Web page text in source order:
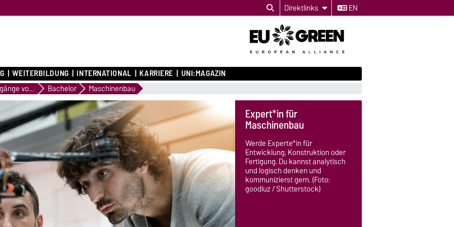
Direktlinks EN
WEITERBILDUNG INTERNATIONAL KARRIERE UNI:MAGAZIN
Studiengänge von A bis Z Bachelor Maschinenbau
Expert*in für
Maschinenbau
Werde Experte*in für
Entwicklung, Konstruktion oder
Fertigung. Du kannst analytisch
und logisch denken und
kommunizierst gern. (Foto:
goodluz / Shutterstock)